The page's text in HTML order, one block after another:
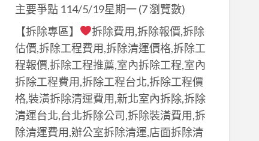
主要爭點 114/5/19星期一(7 瀏覽數)
【拆除專區】
拆除費用,拆除報價,拆除
估價,拆除工程費用,拆除清運價格,拆除工
程報價,拆除工程推薦,室內拆除工程,室內
拆除工程費用,拆除工程台北,拆除工程價
格,裝潢拆除清運費用,新北室內拆除,拆除
清運台北,台北拆除公司,拆除裝潢費用,拆
除清運費用,辦公室拆除清運,店面拆除清